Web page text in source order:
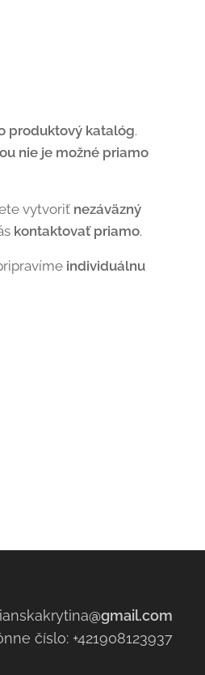
produktový katalóg.
nie je možné priamo
vytvoriť nezáväzný
kontaktovať priamo.
individuálnu
@gmail.com
číslo: +421908123937